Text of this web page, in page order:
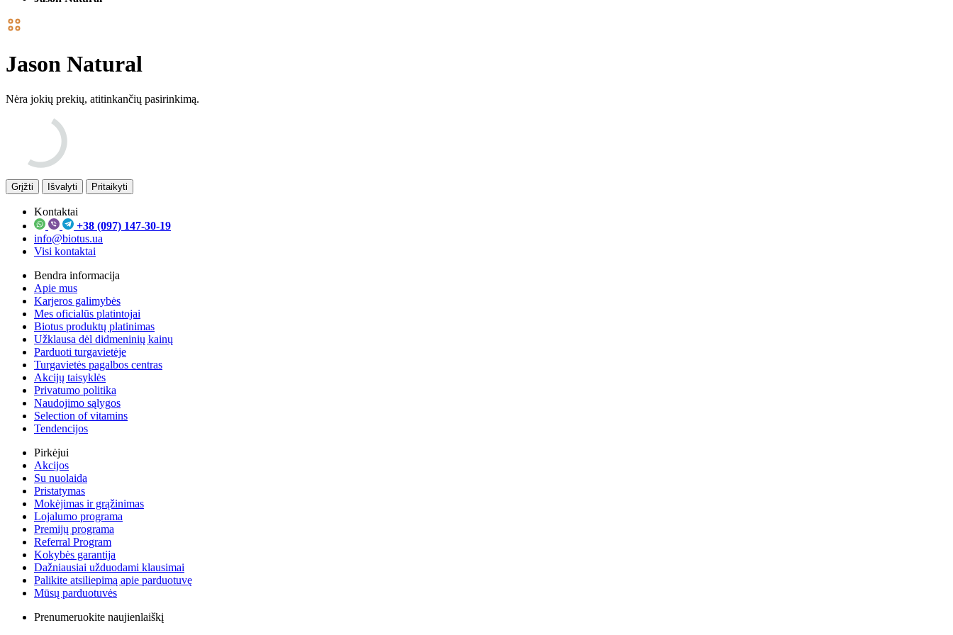
Jason Natural
Nėra jokių prekių, atitinkančių pasirinkimą.
Grįžti Išvalyti Pritaikyti
Kontaktai
+38 (097) 147-30-19
info@biotus.ua
Visi kontaktai
Bendra informacija
Apie mus
Karjeros galimybės
Mes oficialūs platintojai
Biotus produktų platinimas
Užklausa dėl didmeninių kainų
Parduoti turgavietėje
Turgavietės pagalbos centras
Akcijų taisyklės
Privatumo politika
Naudojimo sąlygos
Selection of vitamins
Tendencijos
Pirkėjui
Akcijos
Su nuolaida
Pristatymas
Mokėjimas ir grąžinimas
Lojalumo programa
Premijų programa
Referral Program
Kokybės garantija
Dažniausiai užduodami klausimai
Palikite atsiliepimą apie parduotuvę
Mūsų parduotuvės
Prenumeruokite naujienlaiškį